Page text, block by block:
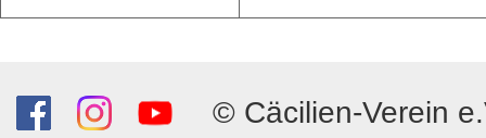
© Cäcilien-Verein